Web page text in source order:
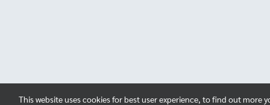
This website uses cookies for best user experience, to find out more